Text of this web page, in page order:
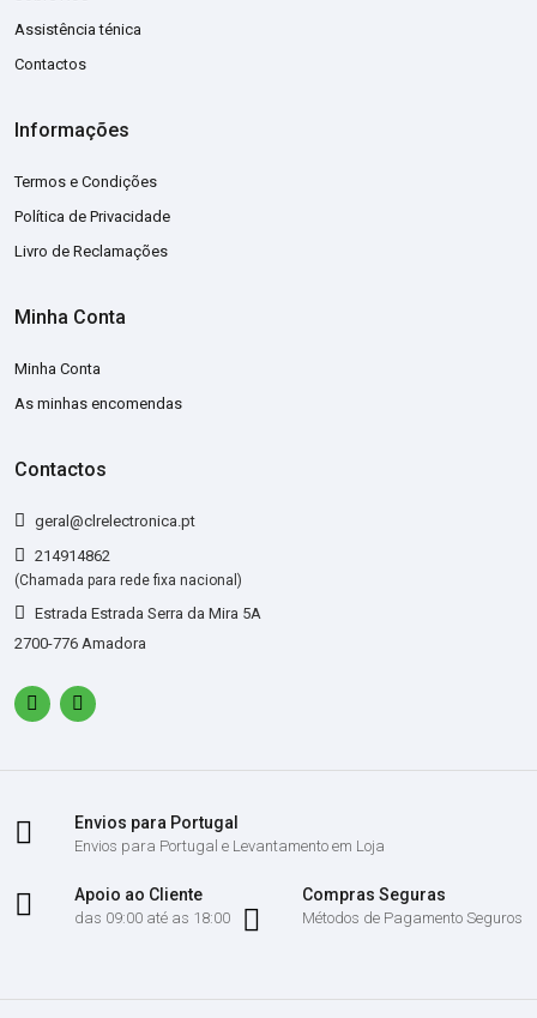
Assistência ténica
Contactos
Informações
Termos e Condições
Política de Privacidade
Livro de Reclamações
Minha Conta
Minha Conta
As minhas encomendas
Contactos
geral@clrelectronica.pt
214914862
(Chamada para rede fixa nacional)
Estrada Estrada Serra da Mira 5A
2700-776 Amadora
Envios para Portugal
Envios para Portugal e Levantamento em Loja
Apoio ao Cliente
das 09:00 até as 18:00
Compras Seguras
Métodos de Pagamento Seguros